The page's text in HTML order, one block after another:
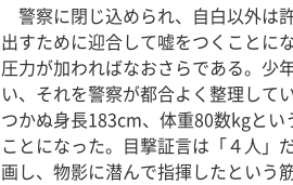
警察に閉じ込められ、自白以外は
出すために迎合して嘘をつくことに
圧力が加わればなおさらである。少
い、それを警察が都合よく整理して
つかぬ身長183cm、体重80数kgと
ことになった。目撃証言は「４人」
画し、物影に潜んで指揮したという